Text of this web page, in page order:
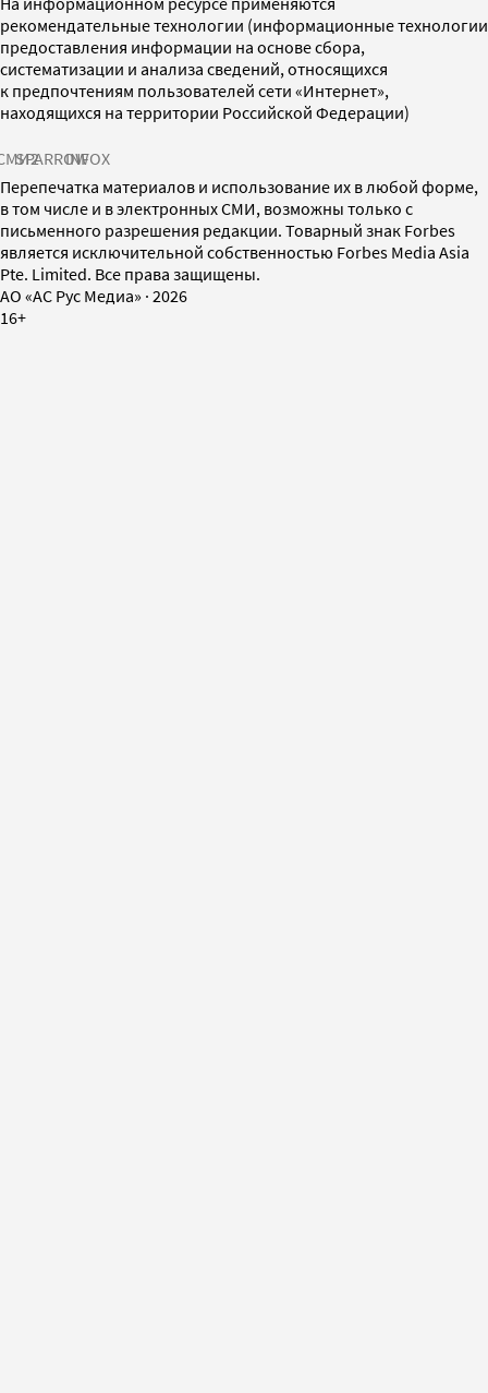
рекомендательные технологии (информационные технологии
предоставления информации на основе сбора,
систематизации и анализа сведений, относящихся
к предпочтениям пользователей сети «Интернет»,
находящихся на территории Российской Федерации)
SPARROWINFOX
Перепечатка материалов и использование их в любой форме,
в том числе и в электронных СМИ, возможны только с
письменного разрешения редакции. Товарный знак Forbes
является исключительной собственностью Forbes Media Asia
Pte. Limited. Все права защищены.
AO «АС Рус Медиа» · 2026
16+